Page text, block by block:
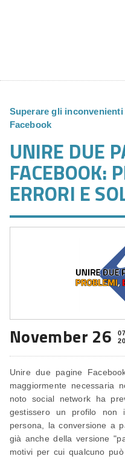
Superare gli
Facebook
UNIRE DUE
FACEBOOK:
ERRORI E
November 26
Unire due pagine
maggiormente necessaria
noto social network ha
gestissero un profilo non
persona, la conversione a
già anche della versione
motivi per cui qualcuno